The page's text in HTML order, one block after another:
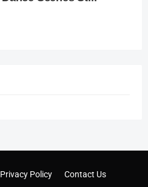
Privacy Policy Contact Us